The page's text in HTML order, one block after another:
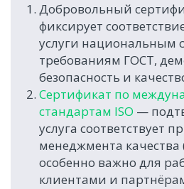
Добровольный
фиксирует
услуги национальным
требованиям ГОСТ,
безопасность и
Сертификат по
стандартам ISO —
услуга соответствует
менеджмента качества
особенно важно для
клиентами и